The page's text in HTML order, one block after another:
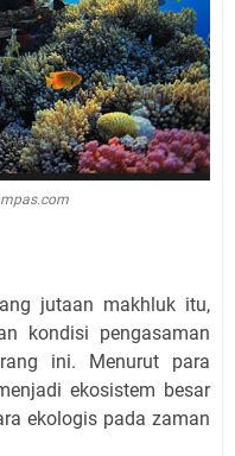
jutaan makhluk itu,
kondisi pengasaman
ini. Menurut para
ekosistem besar
ekologis pada zaman